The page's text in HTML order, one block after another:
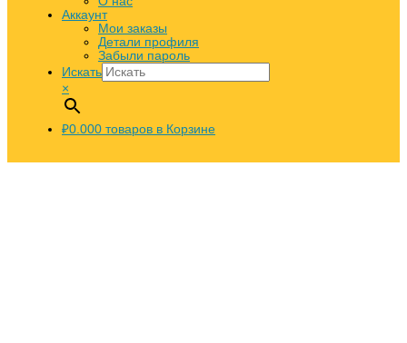
Аккаунт
Мои заказы
Детали профиля
Забыли пароль
Искать
×
₽0.000 товаров в Корзине